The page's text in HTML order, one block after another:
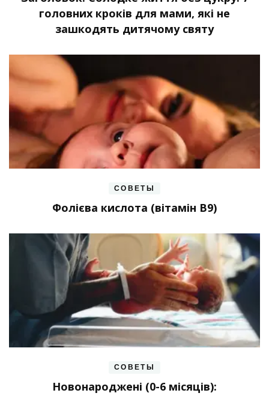
головних кроків для мами, які не
зашкодять дитячому святу
СОВЕТЫ
Фолієва кислота (вітамін В9)
СОВЕТЫ
Новонароджені (0-6 місяців):